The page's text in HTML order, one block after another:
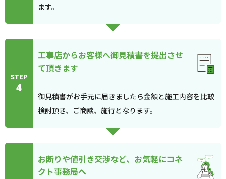
ます。
STEP
4
工事店からお客様へ御見積書を提出させ
て頂きます
御見積書がお手元に届きましたら金額と施工内容を比較
検討頂き、ご商談、施行となります。
お断りや値引き交渉など、お気軽にコネ
クト事務局へ